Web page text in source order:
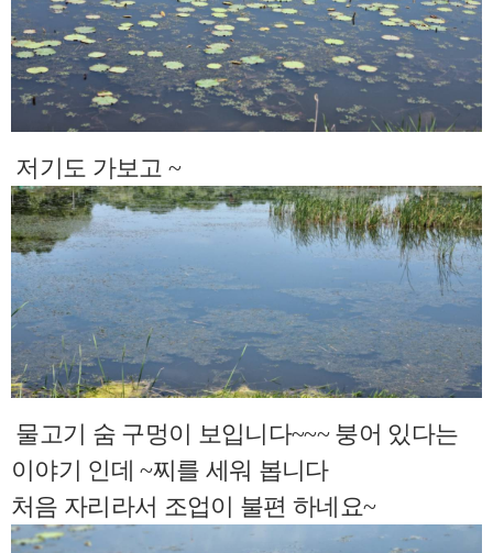
저기도 가보고 ~
물고기 숨 구멍이 보입니다~~~ 붕어 있다는
이야기 인데 ~찌를 세워 봅니다
처음 자리라서 조업이 불편 하네요~